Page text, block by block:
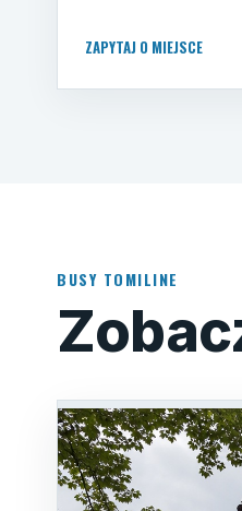
ZAPYTAJ O MIEJSCE
BUSY TOMILINE